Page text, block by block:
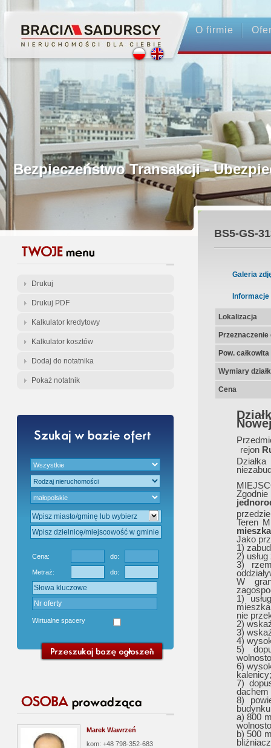
O firmie
Profesjonalne Pośrednictwo
Bezpieczeństwo Transakcji -
Licencjonowani Pośrednicy
Gwarancja Zwrotu Zadatku
Gratis - Przedwstępna Umowa
Drukuj
Drukuj PDF
Kalkulator kredytowy
Kalkulator kosztów
Dodaj do notatnika
Pokaż notatnik
Cena: do:
Metraż: do:
Wirtualne spacery
Marek Wawrzeń
kom: +48 798-352-683
BS5-GS-
Galeria
Informacje
Lokalizacja
Przeznaczenie
Pow.
Wymiary
Cena
rejon
Teren
Jako
1)
2)
3)
W
1)
nie
2)
3)
4)
5)
6)
kalenicy;
7)
dachem
8)
a) 800
b) 500